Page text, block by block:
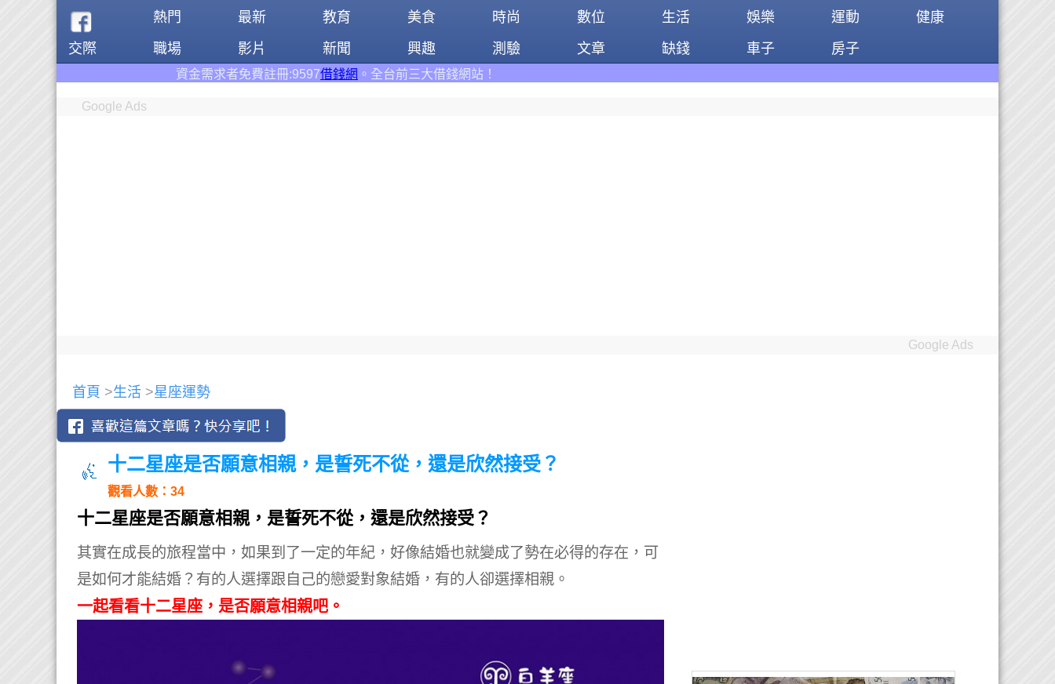
熱門 最新 教育 美食 時尚 數位 生活 娛樂 運動
健康
交際
職場 影片 新聞 興趣 測驗 文章 缺錢 車子 房子
資金需求者免費註冊:9597借錢網。全台前三大借錢網站！
Google Ads
Google Ads
首頁 >生活 >星座運勢
十二星座是否願意相親，是誓死不從，還是欣然接受？
觀看人數：34
十二星座是否願意相親，是誓死不從，還是欣然接受？
其實在成長的旅程當中，如果到了一定的年紀，好像結婚也就變成了勢在必得的存在，可
是如何才能結婚？ 有的人選擇跟自己的戀愛對象結婚，有的人卻選擇相親。
一起看看十二星座，是否願意相親吧。